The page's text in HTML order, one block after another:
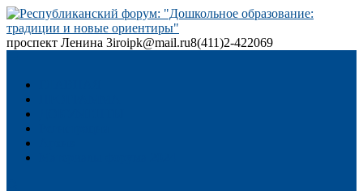
Skip
to
content
проспект Ленина 3iroipk@mail.ru8(411)2-422069